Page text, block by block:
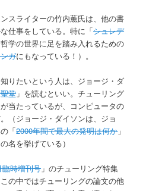
スライターの竹内薫氏は、他の書
仕事をしている。特に「シュレデ
哲学の世界に足を踏み入れるための
ガにもなっている！）。
りたいという人は、ジョージ・ダ
堂 」を読むといい。チューリング
当たっているが、コンピュータの
（ジョージ・ダイソンは、ジョ
「2000年間で最大の発明は何か 」
名を挙げている）
臨時増刊号 」のチューリング特集
の中ではチューリングの論文の他